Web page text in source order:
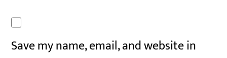
Save my name, email, and website in